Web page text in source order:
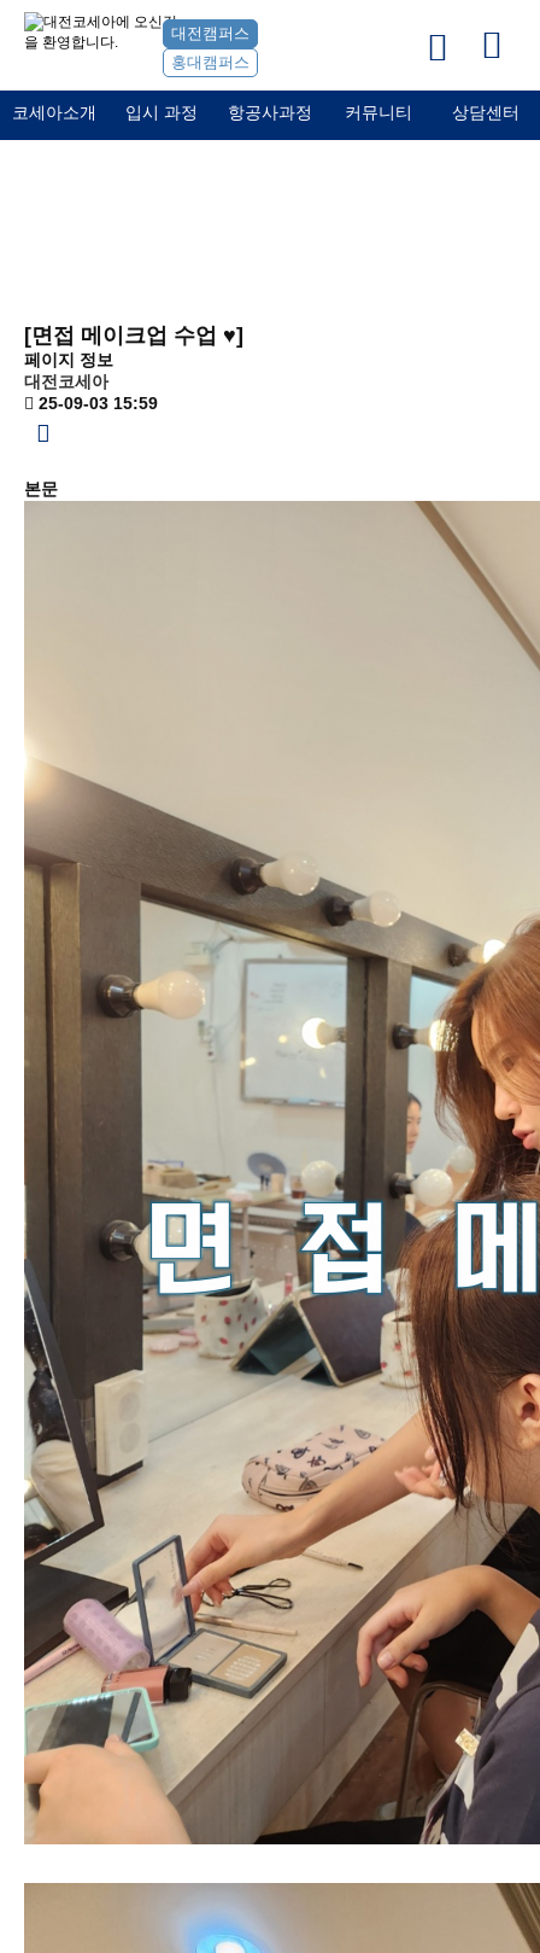
대전캠퍼스
홍대캠퍼스
코세아소개 입시 과정 항공사과정 커뮤니티 상담센터
[면접 메이크업 수업 ♥]
페이지 정보
대전코세아
25-09-03 15:59
본문